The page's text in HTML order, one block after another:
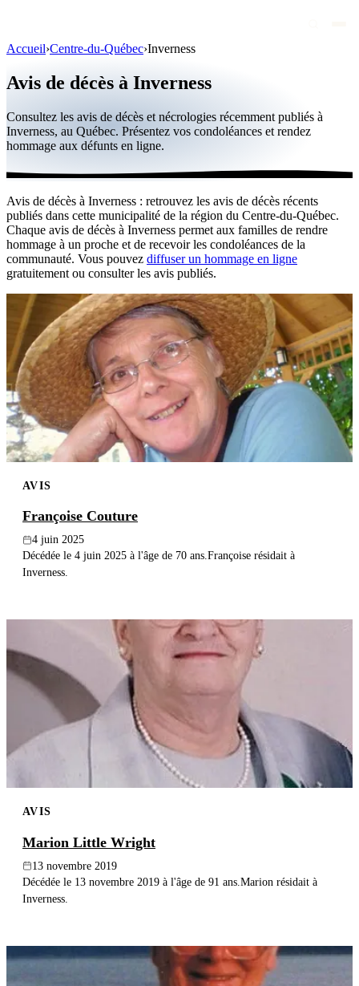
Personnalités publiques
Québec
Canada
International
Par région
Par ville
Maisons funéraires
Éternea
Blog
Publier un avis
Recherche
Accueil›Centre-du-Québec›Inverness
Avis de décès à Inverness
Consultez les avis de décès et nécrologies récemment publiés à
Inverness, au Québec. Présentez vos condoléances et rendez
hommage aux défunts en ligne.
Avis de décès à Inverness : retrouvez les avis de décès récents
publiés dans cette municipalité de la région du Centre-du-Québec.
Chaque avis de décès à Inverness permet aux familles de rendre
hommage à un proche et de recevoir les condoléances de la
communauté. Vous pouvez diffuser un hommage en ligne
gratuitement ou consulter les avis publiés.
AVIS
Françoise Couture
4 juin 2025
Décédée le 4 juin 2025 à l'âge de 70 ans.Françoise résidait à
Inverness.
AVIS
Marion Little Wright
13 novembre 2019
Décédée le 13 novembre 2019 à l'âge de 91 ans.Marion résidait à
Inverness.